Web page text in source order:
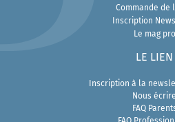
Commande de
Inscription
Le mag pro
LE LIEN
Inscription à la
Nous écrire
FAQ